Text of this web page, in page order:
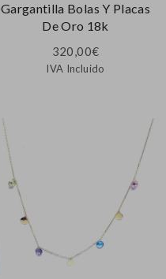
Gargantilla Bolas Y Placas
De Oro 18k
320,00€
IVA Incluido